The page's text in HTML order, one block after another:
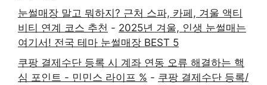
눈썰매장 말고 뭐하지? 근처 스파, 카페, 겨울 액티
비티 연계 코스 추천 - 2025년 겨울, 인생 눈썰매는
여기서! 전국 테마 눈썰매장 BEST 5
쿠팡 결제수단 등록 시 계좌 연동 오류 해결하는 핵
심 포인트 - 민민스 라이프 % - 쿠팡 결제수단 등록/